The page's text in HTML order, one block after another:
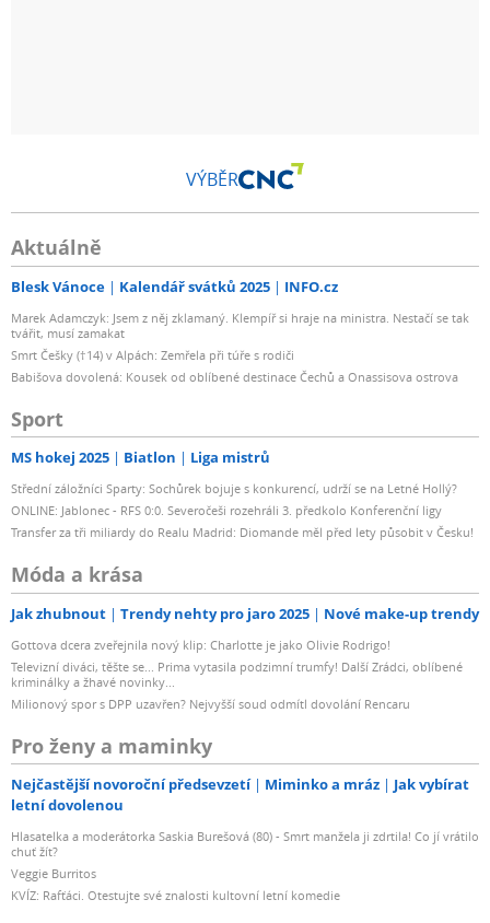
VÝBĚR
Aktuálně
Blesk Vánoce Kalendář svátků 2025 INFO.cz
Marek Adamczyk: Jsem z něj zklamaný. Klempíř si hraje na ministra. Nestačí se tak
tvářit, musí zamakat
Smrt Češky (†14) v Alpách: Zemřela při túře s rodiči
Babišova dovolená: Kousek od oblíbené destinace Čechů a Onassisova ostrova
Sport
MS hokej 2025 Biatlon Liga mistrů
Střední záložníci Sparty: Sochůrek bojuje s konkurencí, udrží se na Letné Hollý?
ONLINE: Jablonec - RFS 0:0. Severočeši rozehráli 3. předkolo Konferenční ligy
Transfer za tři miliardy do Realu Madrid: Diomande měl před lety působit v Česku!
Móda a krása
Jak zhubnout Trendy nehty pro jaro 2025 Nové make-up trendy
Gottova dcera zveřejnila nový klip: Charlotte je jako Olivie Rodrigo!
Televizní diváci, těšte se... Prima vytasila podzimní trumfy! Další Zrádci, oblíbené
kriminálky a žhavé novinky...
Milionový spor s DPP uzavřen? Nejvyšší soud odmítl dovolání Rencaru
Pro ženy a maminky
Nejčastější novoroční předsevzetí Miminko a mráz
Jak vybírat
letní dovolenou
Hlasatelka a moderátorka Saskia Burešová (80) - Smrt manžela ji zdrtila! Co jí vrátilo
chuť žít?
Veggie Burritos
KVÍZ: Rafťáci. Otestujte své znalosti kultovní letní komedie